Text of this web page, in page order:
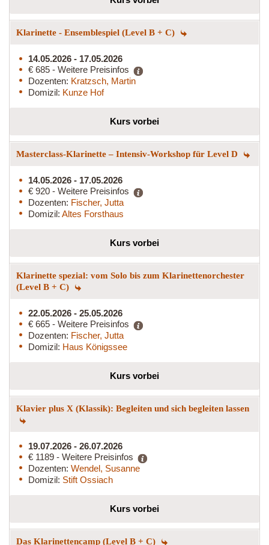
Klarinette - Ensemblespiel (Level B + C)
14.05.2026 - 17.05.2026
€ 685 - Weitere Preisinfos
Dozenten: Kratzsch, Martin
Domizil: Kunze Hof
Kurs vorbei
Masterclass-Klarinette – Intensiv-Workshop für Level D
14.05.2026 - 17.05.2026
€ 920 - Weitere Preisinfos
Dozenten: Fischer, Jutta
Domizil: Altes Forsthaus
Kurs vorbei
Klarinette spezial: vom Solo bis zum Klarinettenorchester
(Level B + C)
22.05.2026 - 25.05.2026
€ 665 - Weitere Preisinfos
Dozenten: Fischer, Jutta
Domizil: Haus Königssee
Kurs vorbei
Klavier plus X (Klassik): Begleiten und sich begleiten lassen
19.07.2026 - 26.07.2026
€ 1189 - Weitere Preisinfos
Dozenten: Wendel, Susanne
Domizil: Stift Ossiach
Kurs vorbei
Das Klarinettencamp (Level B + C)